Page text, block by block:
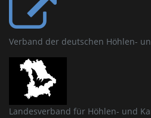
Verband der deutschen Höhlen-
Landesverband für Höhlen- und